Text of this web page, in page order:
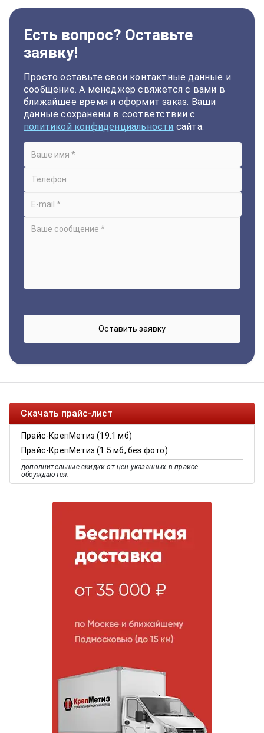
Есть вопрос? Оставьте
заявку!
Просто оставьте свои контактные данные и
сообщение. А менеджер свяжется с вами в
ближайшее время и оформит заказ. Ваши
данные сохранены в соответствии с
политикой конфиденциальности сайта.
Скачать прайс-лист
Прайс-КрепМетиз (19.1 мб)
Прайс-КрепМетиз (1.5 мб, без фото)
дополнительные скидки от цен указанных в прайсе
обсуждаются.